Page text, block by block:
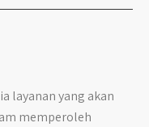
layanan yang akan
memperoleh